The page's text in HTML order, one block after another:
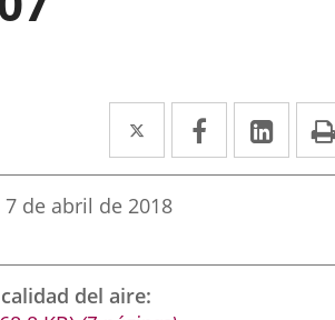
Twitter
Enlace
a
una
externa.
Facebook
Enlace
a
externa.
a
7 de abril de 2018
del aire